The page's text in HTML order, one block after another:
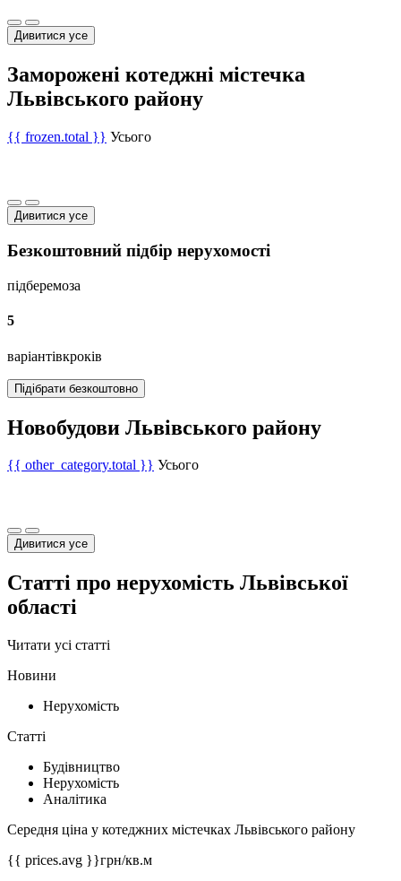
Дивитися усе
Заморожені котеджні містечка
Львівського району
{{ frozen.total }} Усього
Дивитися усе
Безкоштовний підбір нерухомості
підберемоза
5
варіантівкроків
Підібрати безкоштовно
Новобудови Львівського району
{{ other_category.total }} Усього
Дивитися усе
Статті про нерухомість Львівської
області
Читати усі статті
Новини
Нерухомість
Статті
Будівництво
Нерухомість
Аналітика
Середня ціна у котеджних містечках Львівського району
{{ prices.avg }}грн/кв.м